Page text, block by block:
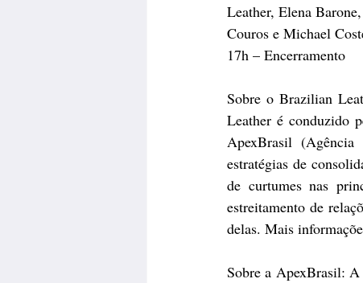
Leather, Elena
Couros e Michael
17h – Encerramento
Sobre o Brazilian
Leather é conduzido
ApexBrasil
estratégias de
de curtumes nas
estreitamento de
delas. Mais
Sobre a ApexBrasil: